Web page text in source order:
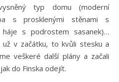
typ domu (moderní
s prosklenými stěnami s
s podrostem sasanek)…
už v začátku, to kvůli stesku a
veškeré další plány a začali
do Finska odejít.